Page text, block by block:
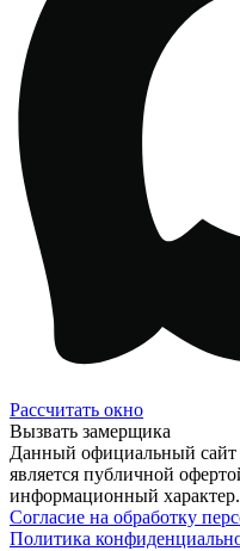
Рассчитать окно
Вызвать замерщика
Данный официальный
является публичной
информационный характер.
Согласие на обработку
Политика